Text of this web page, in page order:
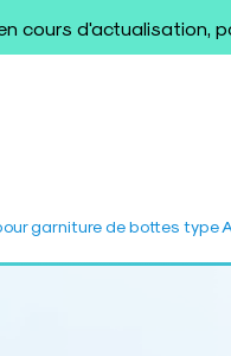
cours d'actualisation,
garniture de bottes type